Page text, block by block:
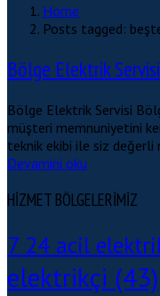
Home
Posts tagged:
Bölge Elektrik Servisi
Bölge Elektrik Servisi
müşteri memnuniyetini
teknik ekibi ile siz
Devamini oku
HİZMET BÖLGELERİMİZ
7 24 acil
elektrikçi (43)